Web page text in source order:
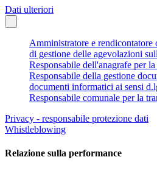
Dati ulteriori
Amministratore e rendicontatore
di gestione delle agevolazioni
Responsabile dell'anagrafe per
Responsabile della gestione
documenti informatici ai sensi
Responsabile comunale per la
Privacy - responsabile protezione dati
Whistleblowing
Relazione sulla performance